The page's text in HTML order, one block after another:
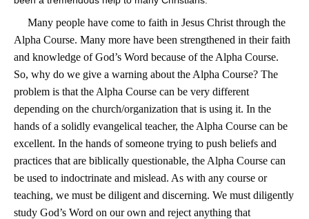
Many people have come to faith in Jesus Christ through the
Alpha Course. Many more have been strengthened in their faith
and knowledge of God’s Word because of the Alpha Course.
So, why do we give a warning about the Alpha Course? The
problem is that the Alpha Course can be very different
depending on the church/organization that is using it. In the
hands of a solidly evangelical teacher, the Alpha Course can be
excellent. In the hands of someone trying to push beliefs and
practices that are biblically questionable, the Alpha Course can
be used to indoctrinate and mislead. As with any course or
teaching, we must be diligent and discerning. We must diligently
study God’s Word on our own and reject anything that